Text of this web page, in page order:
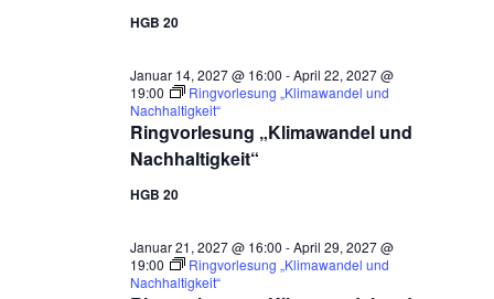
HGB 20
Ringvorlesung „Klimawandel und
Nachhaltigkeit“
Januar 14, 2027 @ 16:00 -April 22, 2027 @
19:00
Ringvorlesung „Klimawandel und
Nachhaltigkeit“
HGB 20
Januar 21, 2027 @ 16:00 -April 29, 2027 @
19:00
Ringvorlesung „Klimawandel und
Nachhaltigkeit“